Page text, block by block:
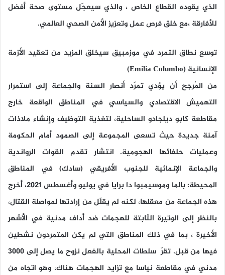
الذي يقوده القطاع الخاص ، والذي سيعجّل مستوى صحة أفضل
للأفارقة ،مع خلق فرص عمل وتعزيز الأمن الصحي العالمي.
توسع نطاق التمرد في موزمبيق سيخلق المزيد من تعقيد الأزمة
الإنسانية (Emilia Columbo)
من المُرجح أن يؤدي تمرّد أنصار السنة والجماعة إلى استمرار
التهميش الاقتصادي والسياسي في المناطق الواقعة خارج
مقاطعة كابو ديلجادو الساحلية، لتغذية التوظيف وإنشاء ملاذات
آمنة جديدة حيث تسعى المجموعة إلى الصمود أمام الحكومة
وعمليات حلفائها الهجومية. انتشار تقدم القوات الرواندية
والجماعة الإنمائية للجنوب الأفريقي (سادك) في المناطق
المحيطة: بالما وموسيمبوا دا برايا في يوليو وأغسطس 2021، أخرج
هذه الجماعة من معقلها، لكنه لم يقلّل من إرادتها لمواصلة القتال،
بالنظر إلى الوتيرة الثابتة للهجمات ضد أداف مدنية في الأشهر
الأخيرة ، بما في ذلك المناطق التي لم يكن المتمردون نشطين
فيها من قبل. تقرّ سلطات المحلية بالفعل نزوح ما يصل إلى 3000
مدني في مقاطعة نياسا مع تزايد الهجمات هناك، وهو اتجاه من